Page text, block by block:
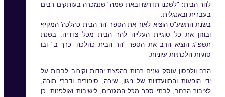
להר הבית: "לשכנו תדרשו ובאת שמה" שנמכרה בעותקים רבים
בעברית ובאנגלית.
בשנת התשע"ט הוציא לאור את הספר 'הר הבית כהלכה' המקיף
ובוחן את כל סוגיית העלייה להר הבית מכל צדדיה. בשנת
תשפ"ג הוציא הרב את הספר "הר הבית כהלכה- כרך ב" ובו
סוגיות הלכתיות עיוניות.
הרב וולפסון עוסק שנים רבות בהפצת יהדות וקירוב לבבות על
ידי הופעות והתוועדויות של ניגון, שירה, סיפורים ודברי תורה,
לציבור הרחב, לבתי ספר מכל המגזרים, לישיבות ואולפנות. כן